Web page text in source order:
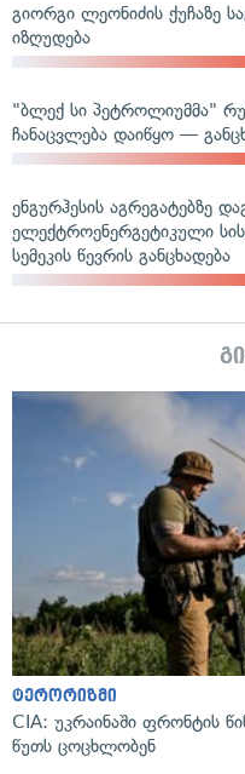
გიორგი ლეონიძის ქუჩაზე
იზღუდება
"ბლექ სი პეტროლიუმმა"
ჩანაცვლება დაიწყო —
ენგურჰესის აგრეგატებზე
ელექტროენერგეტიკული
სემეკის წევრის განცხადება
ტერორიზმი
CIA: უკრაინაში ფრონტის
წუთს ცოცხლობენ